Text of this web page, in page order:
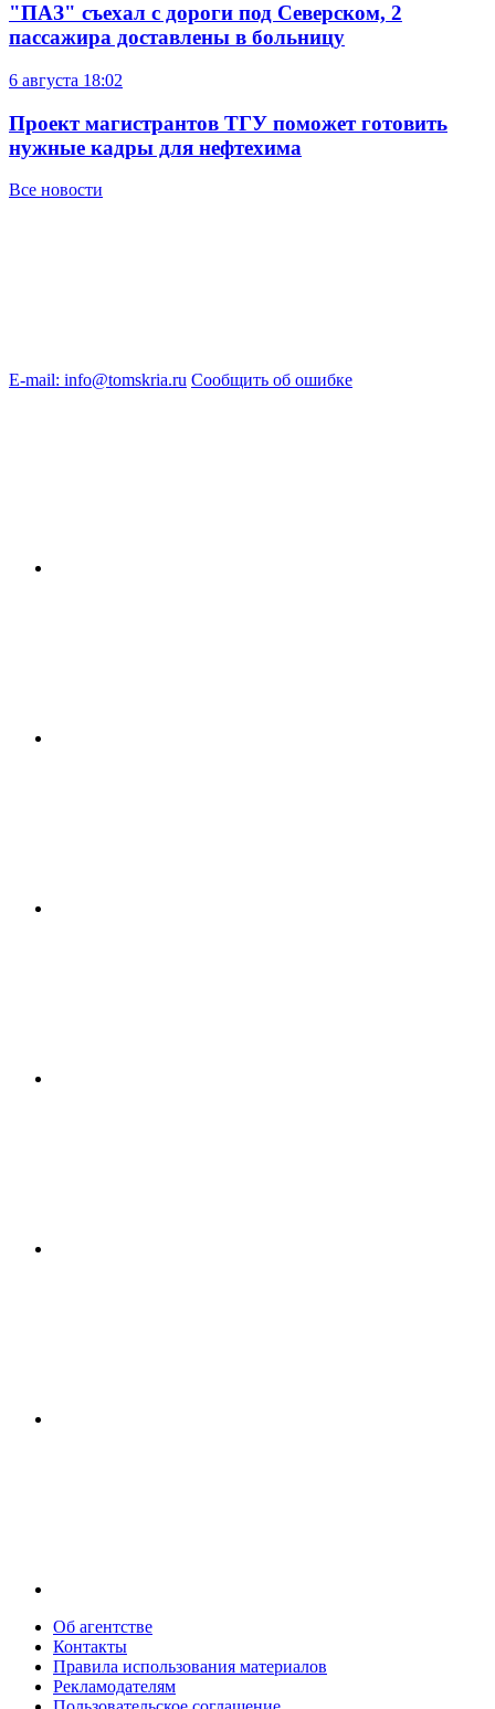
"ПАЗ" съехал с дороги под Северском, 2
пассажира доставлены в больницу
6 августа 18:02
Проект магистрантов ТГУ поможет готовить
нужные кадры для нефтехима
Все новости
E-mail: info@tomskria.ru Сообщить об ошибке
Об агентстве
Контакты
Правила использования материалов
Рекламодателям